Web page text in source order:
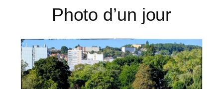
Photo d’un jour